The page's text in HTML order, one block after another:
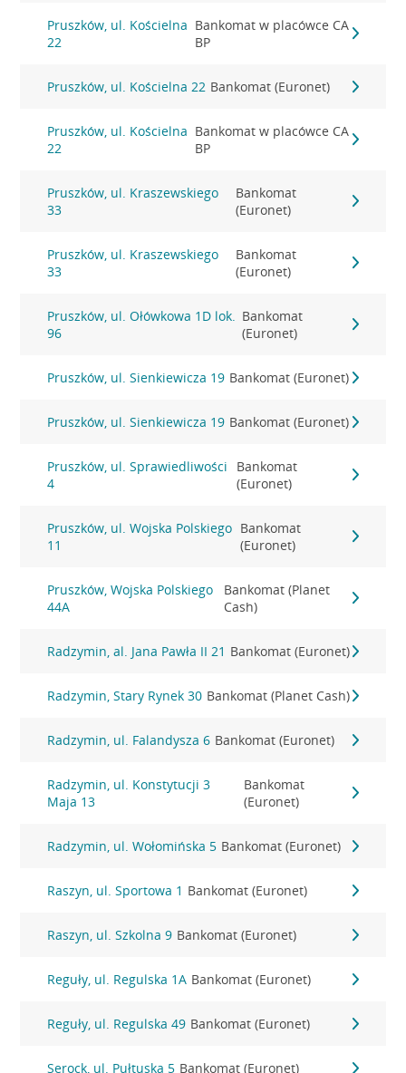
Pruszków, ul. Kościelna
22
Bankomat w placówce CA
BP
Pruszków, ul. Kościelna 22 Bankomat (Euronet)
Pruszków, ul. Kościelna
22
Bankomat w placówce CA
BP
Pruszków, ul. Kraszewskiego
33
Bankomat
(Euronet)
Pruszków, ul. Kraszewskiego
33
Bankomat
(Euronet)
Pruszków, ul. Ołówkowa 1D lok.
96
Bankomat
(Euronet)
Pruszków, ul. Sienkiewicza 19 Bankomat (Euronet)
Pruszków, ul. Sienkiewicza 19 Bankomat (Euronet)
Pruszków, ul. Sprawiedliwości
4
Bankomat
(Euronet)
Pruszków, ul. Wojska Polskiego
11
Bankomat
(Euronet)
Pruszków, Wojska Polskiego
44A
Bankomat (Planet
Cash)
Radzymin, al. Jana Pawła II 21 Bankomat (Euronet)
Radzymin, Stary Rynek 30 Bankomat (Planet Cash)
Radzymin, ul. Falandysza 6 Bankomat (Euronet)
Radzymin, ul. Konstytucji 3
Maja 13
Bankomat
(Euronet)
Radzymin, ul. Wołomińska 5 Bankomat (Euronet)
Raszyn, ul. Sportowa 1 Bankomat (Euronet)
Raszyn, ul. Szkolna 9 Bankomat (Euronet)
Reguły, ul. Regulska 1A Bankomat (Euronet)
Reguły, ul. Regulska 49 Bankomat (Euronet)
Serock, ul. Pułtuska 5 Bankomat (Euronet)